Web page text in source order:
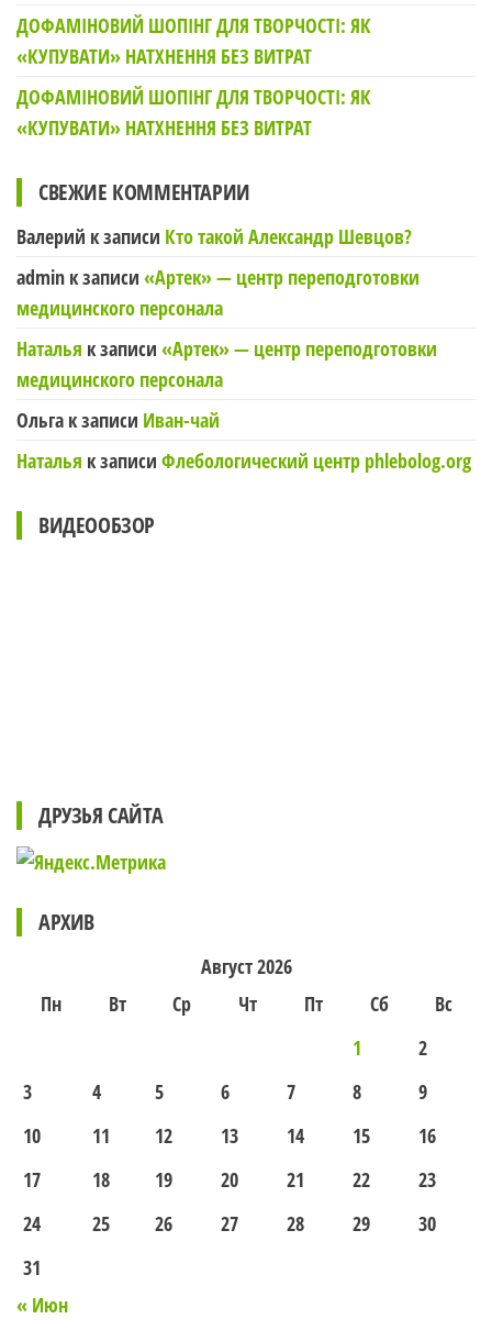
ДОФАМІНОВИЙ ШОПІНГ ДЛЯ ТВОРЧОСТІ: ЯК
«КУПУВАТИ» НАТХНЕННЯ БЕЗ ВИТРАТ
ДОФАМІНОВИЙ ШОПІНГ ДЛЯ ТВОРЧОСТІ: ЯК
«КУПУВАТИ» НАТХНЕННЯ БЕЗ ВИТРАТ
СВЕЖИЕ КОММЕНТАРИИ
Валерий к записи Кто такой Александр Шевцов?
admin к записи «Артек» — центр переподготовки
медицинского персонала
Наталья к записи «Артек» — центр переподготовки
медицинского персонала
Ольга к записи Иван-чай
Наталья к записи Флебологический центр phlebolog.org
ВИДЕООБЗОР
ДРУЗЬЯ САЙТА
АРХИВ
Август 2026
Пн
Вт Ср Чт Пт Сб
Вс
1
2
3
4 5 6 7 8
9
10
11 12 13 14 15
16
17
18 19 20 21 22
23
24
25 26 27 28 29
30
31
« Июн